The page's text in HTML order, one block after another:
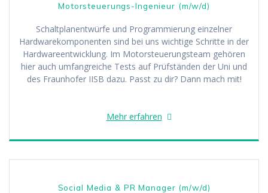
Motorsteuerungs-Ingenieur (m/w/d)
Schaltplanentwürfe und Programmierung einzelner
Hardwarekomponenten sind bei uns wichtige Schritte in der
Hardwareentwicklung. Im Motorsteuerungsteam gehören
hier auch umfangreiche Tests auf Prüfständen der Uni und
des Fraunhofer IISB dazu. Passt zu dir? Dann mach mit!
Mehr erfahren
Social Media & PR Manager (m/w/d)